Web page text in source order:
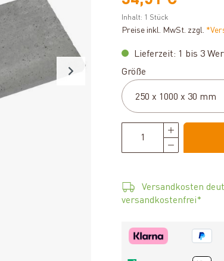
Inhalt: 1 Stück
Preise inkl. MwSt. zzgl.
Lieferzeit: 1 bis 3
Größe
Versandkosten
versandkostenfrei*